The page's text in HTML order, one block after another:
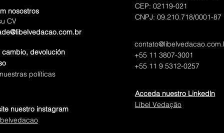
nosostros
CV
cambio, devolución
políticas
nuestro instagram
CEP: 02119-021
CNPJ: 09.210.718/0001-87
+55 11 3807-3001
+55 11 9 5312-0257
Acceda nuestro Linkedln
Líbel Vedação